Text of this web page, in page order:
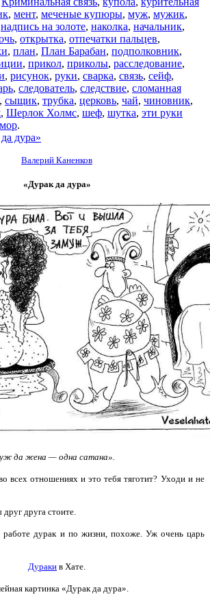
, мент, меченые купюры, муж, мужик,
надпись на золоте, наколка, начальник,
, открытка, отпечатки пальцев,
, план, План Барабан, подполковник,
, прикол, приколы, расследование,
, рисунок, руки, сварка, связь, сейф,
, следователь, следствие, сломанная
, сыщик, трубка, церковь, чай, чиновник,
, Шерлок Холмс, шеф, шутка, эти руки
.
дура»
Валерий Каненков
«Дурак да дура»
да жена — одна сатана».
всех отношениях и это тебя тяготит? Уходи и не
друга стоите.
дурак и по жизни, похоже. Уж очень царь
Дураки в Хате.
картинка «Дурак да дура».